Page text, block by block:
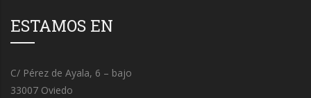
ESTAMOS EN
C/ Pérez de Ayala, 6 – bajo
33007 Oviedo